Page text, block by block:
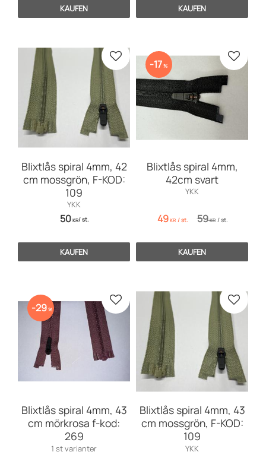
KAUFEN KAUFEN
Blixtlås spiral 4mm, 42
cm mossgrön, F-KOD:
109
YKK
50KR/st.
Zu Favoriten hinzufügen
KAUFEN
Blixtlås spiral 4mm,
42cm svart
YKK
49KR /st. 59KR /st.
17% Zu
KAUFEN
Blixtlås spiral 4mm, 43
cm mörkrosa f-kod:
269
1 st varianter
29% Zu Favoriten hinzufügen
Blixtlås spiral 4mm, 43
cm mossgrön, F-KOD:
109
YKK
Zu